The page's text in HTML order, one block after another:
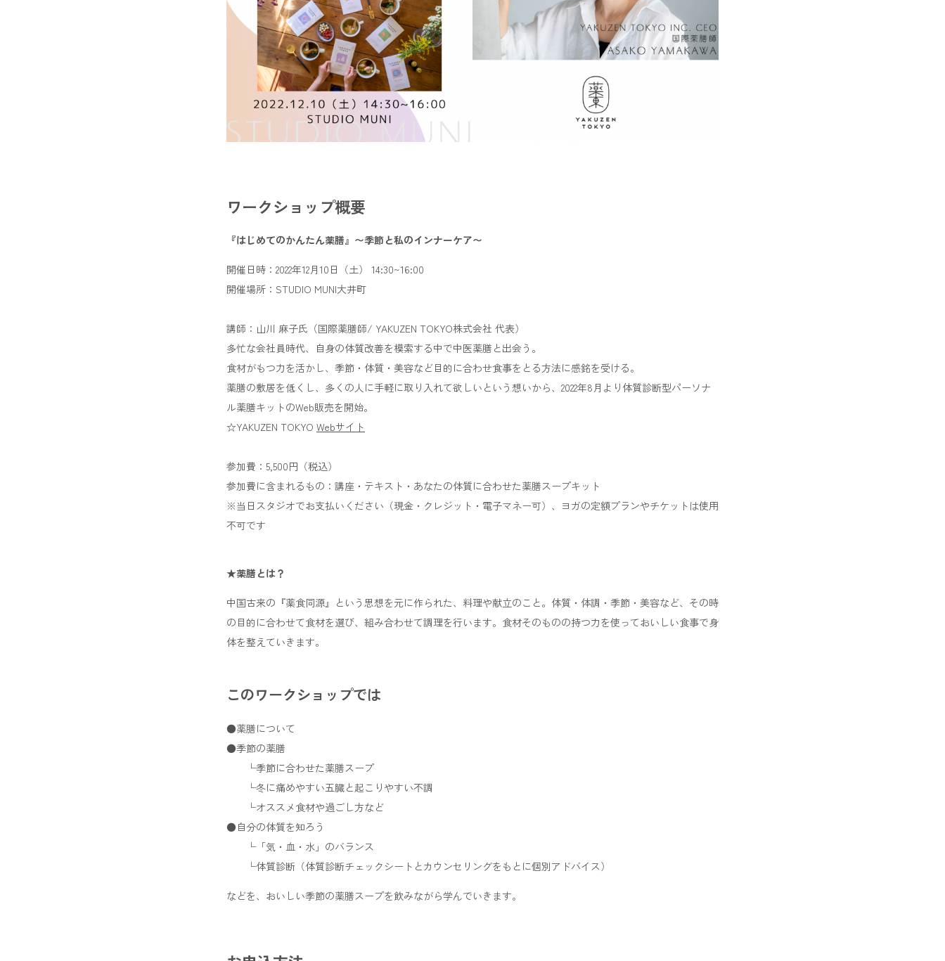
ワークショップ概要
『はじめてのかんたん薬膳』 〜季節と私のインナーケア〜
開催日時：2022年12月10日（土） 14:30~16:00
開催場所：STUDIO MUNI大井町
講師：山川 麻子氏（国際薬膳師/ YAKUZEN TOKYO株式会社 代表）
多忙な会社員時代、自身の体質改善を模索する中で中医薬膳と出会う。
食材がもつ力を活かし、季節・体質・美容など目的に合わせ食事をとる方法に感銘を受ける。
薬膳の敷居を低くし、多くの人に手軽に取り入れて欲しいという想いから、2022年8月より体質診断型パーソナ
ル薬膳キットのWeb販売を開始。
☆YAKUZEN TOKYO Webサイト
参加費：5,500円（税込）
参加費に含まれるもの：講座・テキスト・あなたの体質に合わせた薬膳スープキット
※当日スタジオでお支払いください（現金・クレジット・電子マネー可）、ヨガの定額プランやチケットは使用
不可です
★薬膳とは？
中国古来の『薬食同源』という思想を元に作られた、料理や献立のこと。体質・体調・季節・美容など、その時
の目的に合わせて食材を選び、組み合わせて調理を行います。食材そのものの持つ力を使っておいしい食事で身
体を整えていきます。
このワークショップでは
●薬膳について
●季節の薬膳
└季節に合わせた薬膳スープ
└冬に痛めやすい五臓と起こりやすい不調
└オススメ食材や過ごし方など
●自分の体質を知ろう
└「気・血・水」のバランス
└体質診断（体質診断チェックシートとカウンセリングをもとに個別アドバイス）
などを、おいしい季節の薬膳スープを飲みながら学んでいきます。